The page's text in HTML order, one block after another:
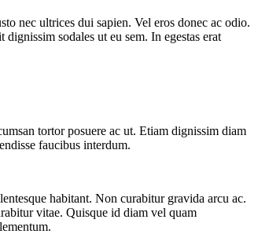
nec ultrices dui sapien. Vel eros donec ac odio.
sodales ut eu sem. In egestas erat
tortor posuere ac ut. Etiam dignissim diam
faucibus interdum.
habitant. Non curabitur gravida arcu ac.
vitae. Quisque id diam vel quam